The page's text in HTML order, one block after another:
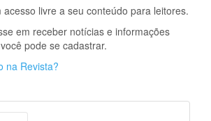
acesso livre a seu conteúdo para leitores.
em receber notícias e informações
pode se cadastrar.
na Revista?